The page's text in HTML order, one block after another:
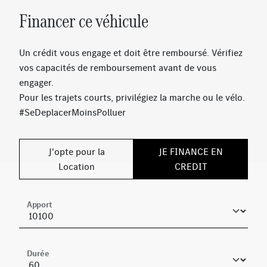
Ecran média 10,25''
Sièges conducteur et passager avant chauffants
Eclairage d'ambiance
Hayon EASY-PACK
Système de recharge sans fil pour smartphone
Pack Compartiment de chargement
AMG Line
Document COC Euro 6
Étiquette d'identification avec numéro de châssis
TIREFIT
DYNAMIC SELECT
Volant à gauche
Financer ce véhicule
Un crédit vous engage et doit être remboursé. Vérifiez
vos capacités de remboursement avant de vous
engager.
Pour les trajets courts, privilégiez la marche ou le vélo.
#SeDeplacerMoinsPolluer
J'opte pour la
Location
JE FINANCE EN
CREDIT
Apport
Durée